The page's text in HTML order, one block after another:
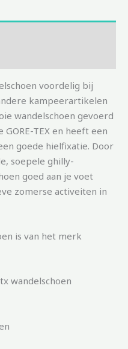
voordelig bij
kampeerartikelen
wandelschoen gevoerd
TEX en heeft een
goede hielfixatie. Door
soepele ghilly-
goed aan je voet
zomerse activeiten in
is van het merk
wandelschoen